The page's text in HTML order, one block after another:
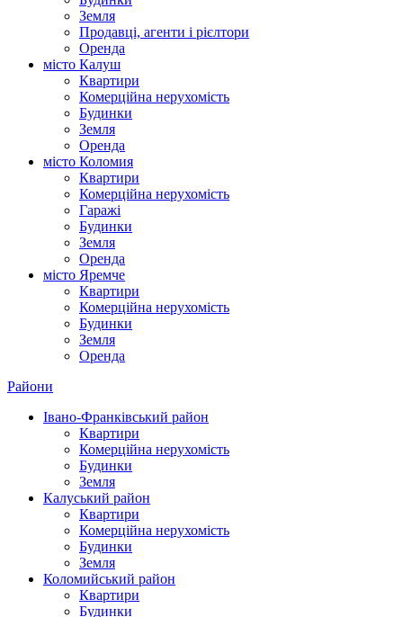
Земля
Продавці, агенти і рієлтори
Оренда
місто Калуш
Квартири
Комерційна нерухомість
Будинки
Земля
Оренда
місто Коломия
Квартири
Комерційна нерухомість
Гаражі
Будинки
Земля
Оренда
місто Яремче
Квартири
Комерційна нерухомість
Будинки
Земля
Оренда
Райони
Івано-Франківський район
Квартири
Комерційна нерухомість
Будинки
Земля
Калуський район
Квартири
Комерційна нерухомість
Будинки
Земля
Коломийський район
Квартири
Будинки